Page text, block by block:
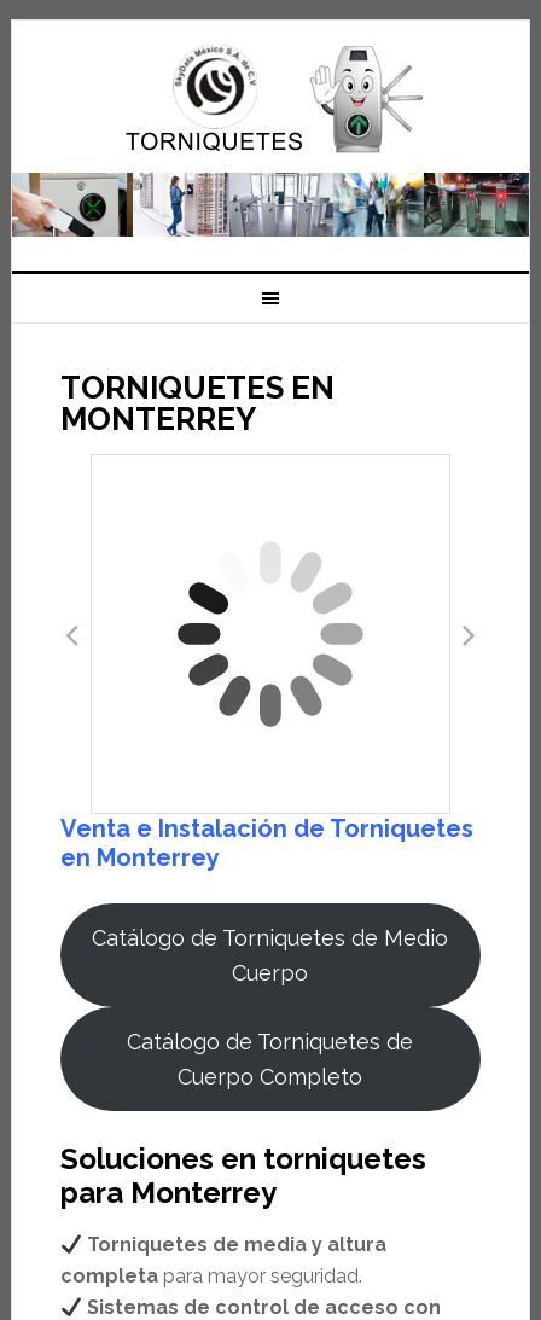
TORNIQUETES EN
MONTERREY
Venta e Instalación de Torniquetes
en Monterrey
Catálogo de Torniquetes de Medio
Cuerpo
Catálogo de Torniquetes de
Cuerpo Completo
Soluciones en torniquetes
para Monterrey
Torniquetes de media y altura
completapara mayor seguridad.
Sistemas de control de acceso con